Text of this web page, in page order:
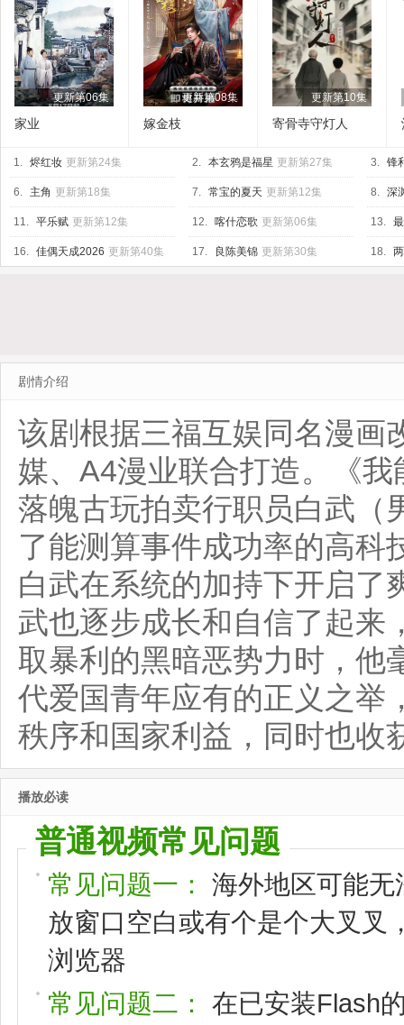
更新第06集
家业
更新第08集
嫁金枝
更新第10集
寄骨寺守灯人
1. 烬红妆 更新第24集 2. 本玄鸦是福星 更新第27集 3. 锋
6. 主角 更新第18集 7. 常宝的夏天 更新第12集 8. 深
11. 平乐赋 更新第12集 12. 喀什恋歌 更新第06集 13.
16. 佳偶天成2026 更新第40集 17. 良陈美锦 更新第30集 18.
剧情介绍
该剧根据三福互娱同名漫画
媒、A4漫业联合打造。《
落魄古玩拍卖行职员白武（
了能测算事件成功率的高科
白武在系统的加持下开启了
武也逐步成长和自信了起来
取暴利的黑暗恶势力时，他
代爱国青年应有的正义之举
秩序和国家利益，同时也收
播放必读
普通视频常见问题
常见问题一：
海外地区可能
放窗口空白或有个是个大叉叉
浏览器
常见问题二：
在已安装Flash